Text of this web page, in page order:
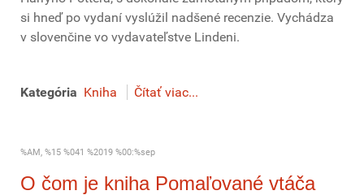
si hneď po vydaní vyslúžil nadšené recenzie. Vychádza
v slovenčine vo vydavateľstve Lindeni.
Kategória Kniha Čítať viac...
%AM, %15 %041 %2019 %00:%sep
O čom je kniha Pomaľované vtáča